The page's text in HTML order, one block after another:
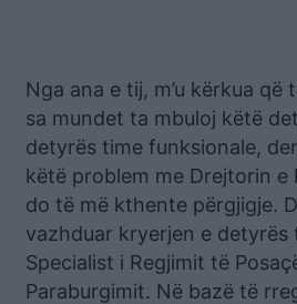
Nga ana e tij, m’u kërkua që
sa mundet ta mbuloj këtë
detyrës time funksionale,
këtë problem me Drejtorin e
do të më kthente përgjigje.
vazhduar kryerjen e detyrës
Specialist i Regjimit të
Paraburgimit. Në bazë të